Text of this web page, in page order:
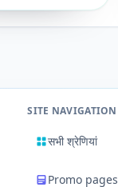
SITE NAVIGATION
सभी श्रेणियां
Promo pages